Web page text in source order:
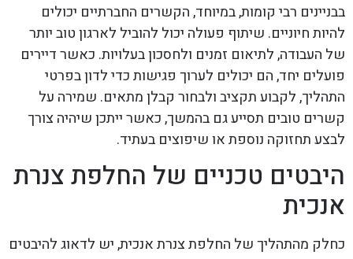
בבניינים רבי קומות, במיוחד, הקשרים החברתיים יכולים
להיות חיוניים. שיתוף פעולה יכול להוביל לארגון טוב יותר
של העבודה, לתיאום זמנים ולחסכון בעלויות. כאשר דיירים
פועלים יחד, הם יכולים לערוך פגישות כדי לדון בפרטי
התהליך, לקבוע תקציב ולבחור קבלן מתאים. שמירה על
קשרים טובים תסייע גם בהמשך, כאשר ייתכן שיהיה צורך
לבצע תחזוקה נוספת או שיפוצים בעתיד.
היבטים טכניים של החלפת צנרת
אנכית
כחלק מהתהליך של החלפת צנרת אנכית, יש לדאוג להיבטים